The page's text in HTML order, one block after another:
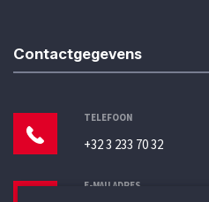
Contactgegevens
TELEFOON
+32 3 233 70 32
E-MAILADRES